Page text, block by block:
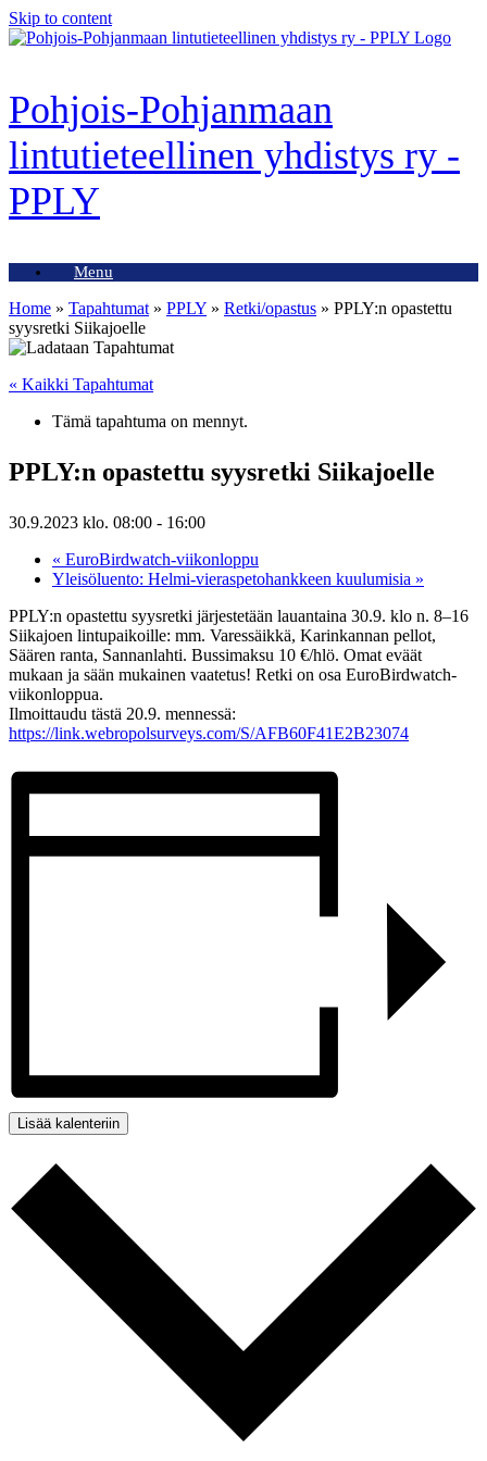
Skip to content
Pohjois-Pohjanmaan
lintutieteellinen yhdistys ry -
PPLY
Menu
Home » Tapahtumat » PPLY » Retki/opastus » PPLY:n opastettu
syysretki Siikajoelle
« Kaikki Tapahtumat
Tämä tapahtuma on mennyt.
PPLY:n opastettu syysretki Siikajoelle
30.9.2023 klo. 08:00 - 16:00
« EuroBirdwatch-viikonloppu
Yleisöluento: Helmi-vieraspetohankkeen kuulumisia »
PPLY:n opastettu syysretki järjestetään lauantaina 30.9. klo n. 8–16
Siikajoen lintupaikoille: mm. Varessäikkä, Karinkannan pellot,
Säären ranta, Sannanlahti. Bussimaksu 10 €/hlö. Omat eväät
mukaan ja sään mukainen vaatetus! Retki on osa EuroBirdwatch-
viikonloppua.
Ilmoittaudu tästä 20.9. mennessä:
https://link.webropolsurveys.com/S/AFB60F41E2B23074
Lisää kalenteriin